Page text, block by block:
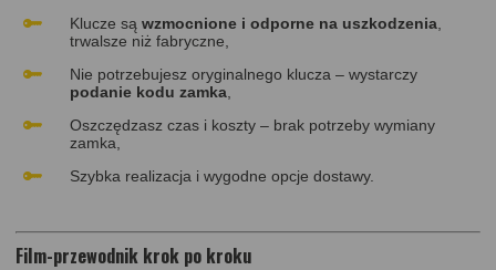
Klucze są wzmocnione i odporne na uszkodzenia
trwalsze niż fabryczne,
Nie potrzebujesz oryginalnego klucza – wystarczy
podanie kodu zamka
Oszczędzasz czas i koszty – brak potrzeby wymiany
zamka,
Szybka realizacja i wygodne opcje dostawy.
Film-przewodnik krok po kroku